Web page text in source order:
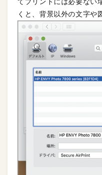
てプリントには必要ない
くと、背景以外の文字や